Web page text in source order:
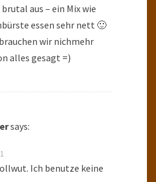
aus – ein Mix wie
essen sehr nett 🙂
wir nichmehr
alles gesagt =)
says:
Ich benutze keine